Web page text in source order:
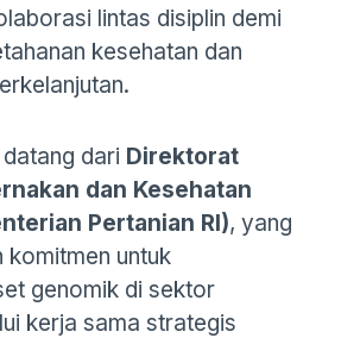
lintas disiplin demi
kesehatan dan
dari Direktorat
dan Kesehatan
Pertanian RI), yang
komitmen untuk
genomik di sektor
kerja sama strategis